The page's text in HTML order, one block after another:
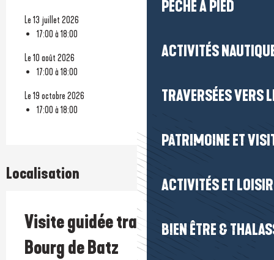
PÊCHE À PIED
ACTIVITÉS
TRAVERSÉES VERS
PATRIMOINE ET
ACTIVITÉS ET
BIEN ÊTRE &
Le 13 juillet 2026
17:00 à 18:00
Le 10 août 2026
17:00 à 18:00
Le 19 octobre 2026
17:00 à 18:00
Localisation
Visite guidée traditionnelle du
Bourg de Batz